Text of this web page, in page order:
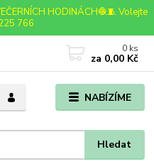
HODINÁCH🧶🧵 Volejte
766
NABÍZÍME
Hledat
0 ks
za 0,00 Kč